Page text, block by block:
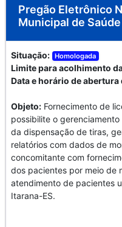
Pregão Eletrônico
Municipal de Saúde
Situação: Homologada
Limite para acolhimento
Data e horário de
Objeto: Fornecimento de
possibilite o
da dispensação de tiras,
relatórios com dados de
concomitante com
dos pacientes por meio de
atendimento de pacientes
Itarana-ES.